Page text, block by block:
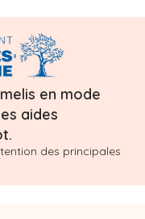
en mode
aides
des principales